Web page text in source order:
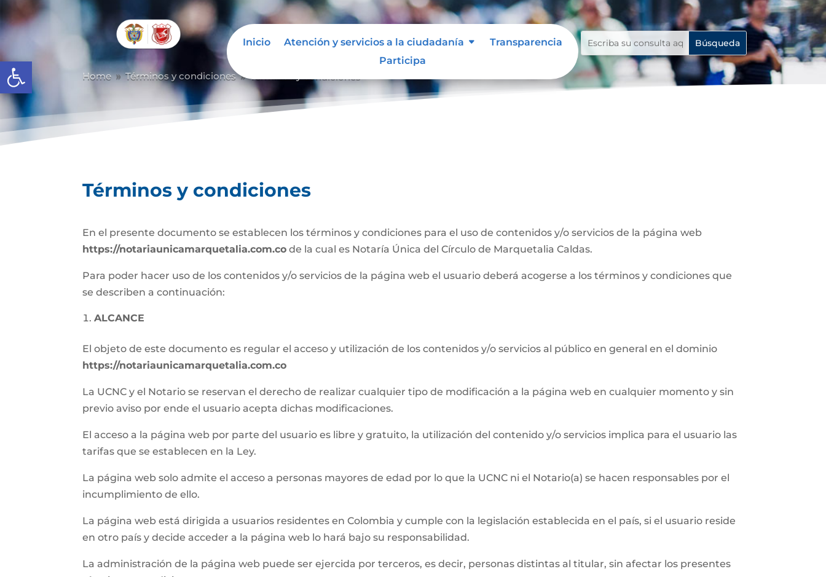
Abrir barra de herramientas
Inicio Atención y servicios a la ciudadanía
Transparencia
Participa
Home 9 Términos y condiciones 9
Términos y condiciones
En el presente documento se establecen los términos y condiciones para el uso de contenidos y/o servicios de la página web
https://notariaunicamarquetalia.com.co de la cual es Notaría Única del Círculo de Marquetalia Caldas.
Para poder hacer uso de los contenidos y/o servicios de la página web el usuario deberá acogerse a los términos y condiciones que
se describen a continuación:
ALCANCE
El objeto de este documento es regular el acceso y utilización de los contenidos y/o servicios al público en general en el dominio
https://notariaunicamarquetalia.com.co
La UCNC y el Notario se reservan el derecho de realizar cualquier tipo de modificación a la página web en cualquier momento y sin
previo aviso por ende el usuario acepta dichas modificaciones.
El acceso a la página web por parte del usuario es libre y gratuito, la utilización del contenido y/o servicios implica para el usuario las
tarifas que se establecen en la Ley.
La página web solo admite el acceso a personas mayores de edad por lo que la UCNC ni el Notario(a) se hacen responsables por el
incumplimiento de ello.
La página web está dirigida a usuarios residentes en Colombia y cumple con la legislación establecida en el país, si el usuario reside
en otro país y decide acceder a la página web lo hará bajo su responsabilidad.
La administración de la página web puede ser ejercida por terceros, es decir, personas distintas al titular, sin afectar los presentes